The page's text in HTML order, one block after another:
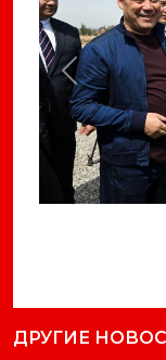
Previous
ДРУГИЕ